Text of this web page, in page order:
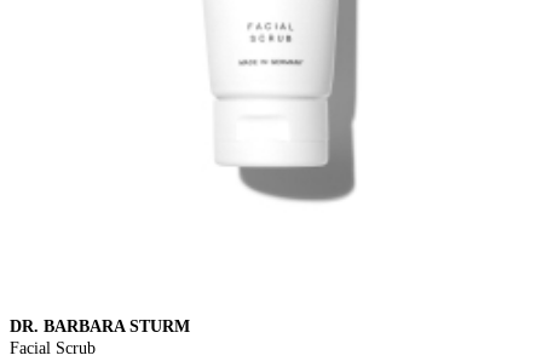
DR. BARBARA STURM
Facial Scrub